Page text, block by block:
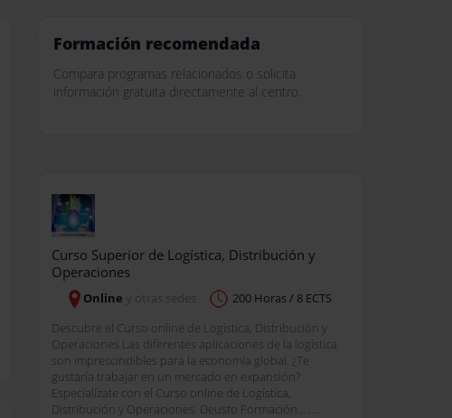
Formación recomendada
Compara programas relacionados o solicita
información gratuita directamente al centro.
Curso Superior de Logística, Distribución y
Operaciones
Online
200 Horas / 8 ECTS
Descubre el Curso online de Logística, Distribución y
Operaciones Las diferentes aplicaciones de la logística
son imprescindibles para la economía global. ¿Te
gustaría trabajar en un mercado en expansión?
Especialízate con el Curso online de Logística,
Distribución y Operaciones. Deusto Formación... ....